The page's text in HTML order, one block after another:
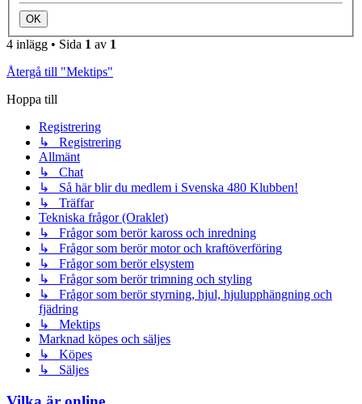
4 inlägg • Sida 1 av 1
Återgå till "Mektips"
Hoppa till
Registrering
↳ Registrering
Allmänt
↳ Chat
↳ Så här blir du medlem i Svenska 480 Klubben!
↳ Träffar
Tekniska frågor (Oraklet)
↳ Frågor som berör kaross och inredning
↳ Frågor som berör motor och kraftöverföring
↳ Frågor som berör elsystem
↳ Frågor som berör trimning och styling
↳ Frågor som berör styrning, hjul, hjulupphängning och
fjädring
↳ Mektips
Marknad köpes och säljes
↳ Köpes
↳ Säljes